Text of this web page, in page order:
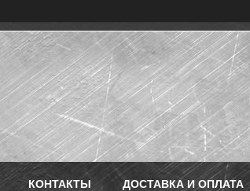
КОНТАКТЫ ДОСТАВКА И ОПЛАТА